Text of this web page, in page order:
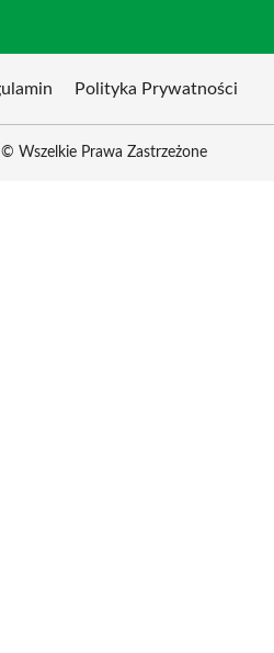
Polityka Prywatności
Wszelkie Prawa Zastrzeżone